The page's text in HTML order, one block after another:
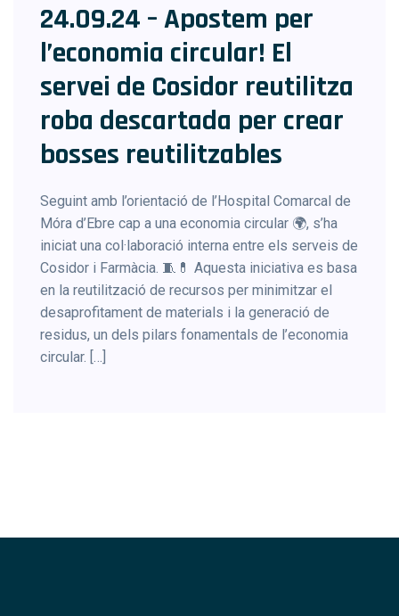
24.09.24 – Apostem per
l’economia circular! El
servei de Cosidor reutilitza
roba descartada per crear
bosses reutilitzables
Seguint amb l’orientació de l’Hospital Comarcal de
Móra d’Ebre cap a una economia circular 🌍, s’ha
iniciat una col·laboració interna entre els serveis de
Cosidor i Farmàcia. 🧵💊 Aquesta iniciativa es basa
en la reutilització de recursos per minimitzar el
desaprofitament de materials i la generació de
residus, un dels pilars fonamentals de l’economia
circular. […]